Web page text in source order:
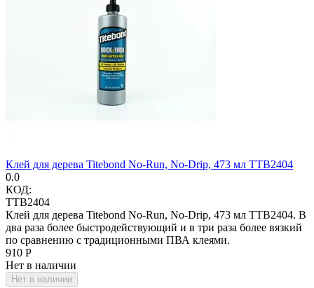
Клей для дерева Titebond No-Run, No-Drip, 473 мл TTB2404
0.0
КОД:
TTB2404
Клей для дерева Titebond No-Run, No-Drip, 473 мл TTB2404. В
два раза более быстродействующий и в три раза более вязкий
по сравнению с традиционными ПВА клеями.
‍910‍ Р
Нет в наличии
Нет в наличии